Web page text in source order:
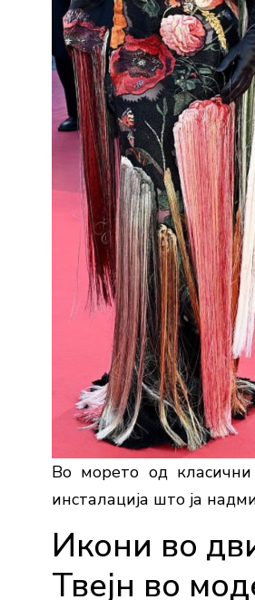
Во морето од
инсталација што ја
Икони во
Твејн во